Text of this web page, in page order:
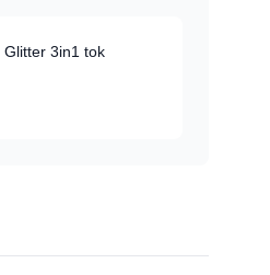
3in1 tok